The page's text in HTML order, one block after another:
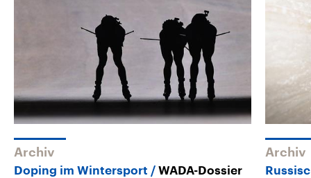
Archiv
Doping im Wintersport
WADA-Dossier
Archiv